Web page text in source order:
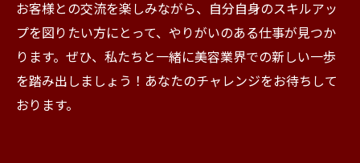
お客様との交流を楽しみながら、自分自身のスキルアッ
プを図りたい方にとって、やりがいのある仕事が見つか
ります。ぜひ、私たちと一緒に美容業界での新しい一歩
を踏み出しましょう！あなたのチャレンジをお待ちして
おります。